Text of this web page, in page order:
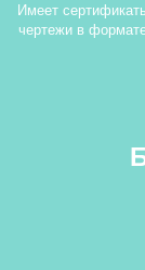
Имеет
чертежи в